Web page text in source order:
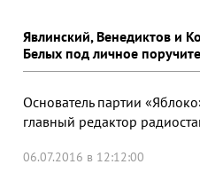
Явлинский, Венедиктов и
Белых под личное
Основатель партии
главный редактор
06.07.2016 в 12:12:00